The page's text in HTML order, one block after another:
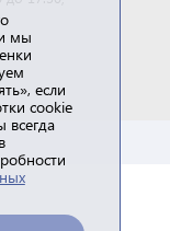
мы
если
cookie
всегда